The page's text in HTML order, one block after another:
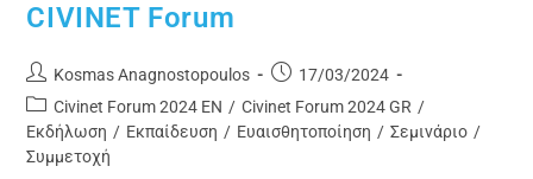
CIVINET Forum
Kosmas Anagnostopoulos
17/03/2024
Civinet Forum 2024 EN / Civinet Forum 2024 GR /
Εκδήλωση / Εκπαίδευση / Ευαισθητοποίηση / Σεμινάριο /
Συμμετοχή